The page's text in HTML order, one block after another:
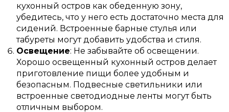
кухонный остров как обеденную зону,
убедитесь, что у него есть достаточно места для
сидений. Встроенные барные стулья или
табуреты могут добавить удобства и стиля.
Освещение: Не забывайте об освещении.
Хорошо освещенный кухонный остров делает
приготовление пищи более удобным и
безопасным. Подвесные светильники или
встроенные светодиодные ленты могут быть
отличным выбором.